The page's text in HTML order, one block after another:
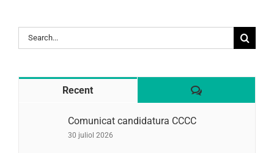
Search
for:
Recent Comentaris
Comunicat candidatura CCCC
30 juliol 2026